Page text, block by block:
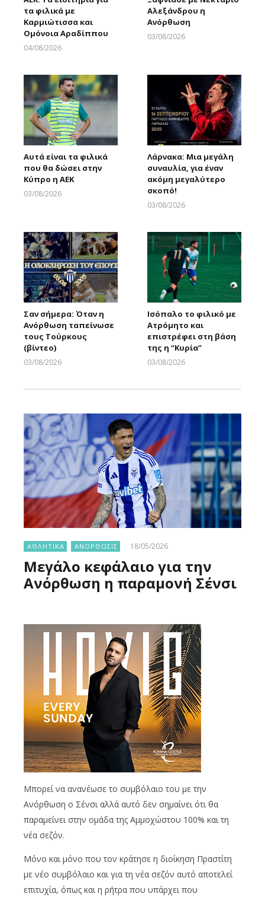
τα φιλικά με
Καρμιώτισσα και
Ομόνοια Αραδίππου
04/08/2026
Αλεξάνδρου η
Ανόρθωση
03/08/2026
Αυτά είναι τα φιλικά
που θα δώσει στην
Κύπρο η ΑΕΚ
03/08/2026
Λάρνακα: Μια μεγάλη
συναυλία, για έναν
ακόμη μεγαλύτερο
σκοπό!
03/08/2026
Σαν σήμερα: Όταν η
Ανόρθωση ταπείνωσε
τους Τούρκους
(βίντεο)
03/08/2026
Ισόπαλο το φιλικό με
Ατρόμητο και
επιστρέφει στη βάση
της η “Κυρία”
03/08/2026
ΑΘΛΗΤΙΚΑ ΑΝΟΡΘΩΣΙΣ 18/05/2026
Μεγάλο κεφάλαιο για την
Ανόρθωση η παραμονή Σένσι
Μπορεί να ανανέωσε το συμβόλαιο του με την
Ανόρθωση ο Σένσι αλλά αυτό δεν σημαίνει ότι θα
παραμείνει στην ομάδα της Αμμοχώστου 100% και τη
νέα σεζόν.
Μόνο και μόνο που τον κράτησε η διοίκηση Πραστίτη
με νέο συμβόλαιο και για τη νέα σεζόν αυτό αποτελεί
επιτυχία, όπως και η ρήτρα που υπάρχει που